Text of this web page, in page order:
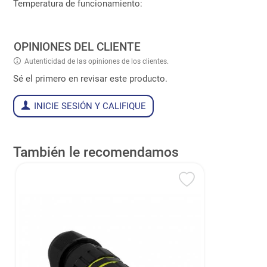
Temperatura de funcionamiento:
OPINIONES DEL CLIENTE
Autenticidad de las opiniones de los clientes.
Sé el primero en revisar este producto.
INICIE SESIÓN Y CALIFIQUE
También le recomendamos